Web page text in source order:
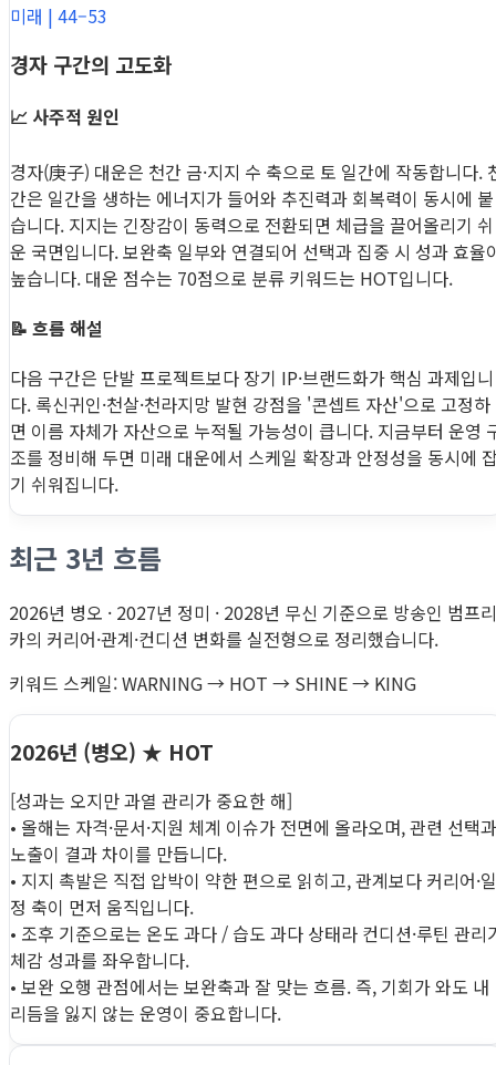
미래 | 44–53
경자 구간의 고도화
📈 사주적 원인
경자(庚子) 대운은 천간 금·지지 수 축으로 토 일간에 작동합니다.
간은 일간을 생하는 에너지가 들어와 추진력과 회복력이 동시에 붙
습니다. 지지는 긴장감이 동력으로 전환되면 체급을 끌어올리기 쉬
운 국면입니다. 보완축 일부와 연결되어 선택과 집중 시 성과 효율
높습니다. 대운 점수는 70점으로 분류 키워드는 HOT입니다.
📝 흐름 해설
다음 구간은 단발 프로젝트보다 장기 IP·브랜드화가 핵심 과제입니
다. 록신귀인·천살·천라지망 발현 강점을 '콘셉트 자산'으로 고정하
면 이름 자체가 자산으로 누적될 가능성이 큽니다. 지금부터 운영
조를 정비해 두면 미래 대운에서 스케일 확장과 안정성을 동시에
기 쉬워집니다.
최근 3년 흐름
2026년 병오 · 2027년 정미 · 2028년 무신 기준으로 방송인 범프리
카의 커리어·관계·컨디션 변화를 실전형으로 정리했습니다.
키워드 스케일: WARNING → HOT → SHINE → KING
2026년 (병오) ★ HOT
[성과는 오지만 과열 관리가 중요한 해]
• 올해는 자격·문서·지원 체계 이슈가 전면에 올라오며, 관련 선택과
노출이 결과 차이를 만듭니다.
• 지지 촉발은 직접 압박이 약한 편으로 읽히고, 관계보다 커리어·일
정 축이 먼저 움직입니다.
• 조후 기준으로는 온도 과다 / 습도 과다 상태라 컨디션·루틴 관리
체감 성과를 좌우합니다.
• 보완 오행 관점에서는 보완축과 잘 맞는 흐름. 즉, 기회가 와도 내
리듬을 잃지 않는 운영이 중요합니다.